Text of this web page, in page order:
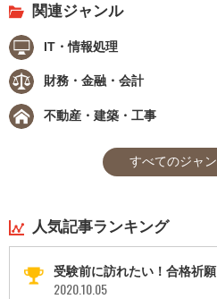
関連ジャンル
IT・情報処理
財務・金融・会計
不動産・建築・工事
すべてのジャ
人気記事ランキング
受験前に訪れたい！合格祈
2020.10.05